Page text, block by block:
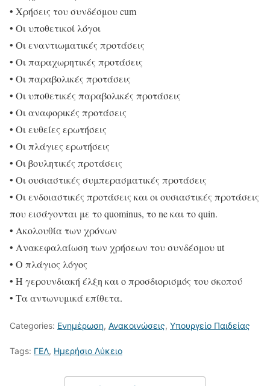
• Χρήσεις του συνδέσμου cum
• Οι υποθετικοί λόγοι
• Οι εναντιωματικές προτάσεις
• Οι παραχωρητικές προτάσεις
• Οι παραβολικές προτάσεις
• Οι υποθετικές παραβολικές προτάσεις
• Οι αναφορικές προτάσεις
• Οι ευθείες ερωτήσεις
• Οι πλάγιες ερωτήσεις
• Οι βουλητικές προτάσεις
• Οι ουσιαστικές συμπερασματικές προτάσεις
• Οι ενδοιαστικές προτάσεις και οι ουσιαστικές προτάσεις
που εισάγονται με το quominus, το ne και το quin.
• Ακολουθία των χρόνων
• Ανακεφαλαίωση των χρήσεων του συνδέσμου ut
• Ο πλάγιος λόγος
• Η γερουνδιακή έλξη και ο προσδιορισμός του σκοπού
• Τα αντωνυμικά επίθετα.
Categories: Ενημέρωση, Ανακοινώσεις, Υπουργείο Παιδείας
Tags: ΓΕΛ, Ημερήσιο Λύκειο